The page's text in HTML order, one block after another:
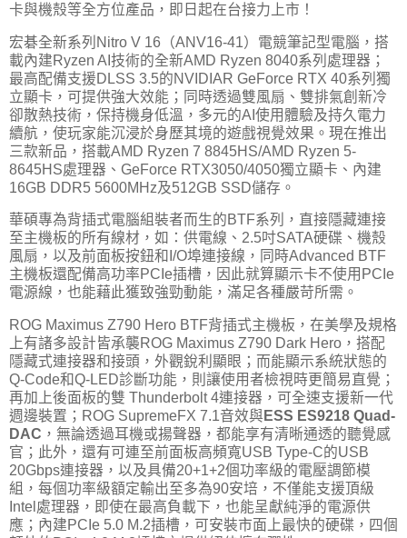
卡與機殼等全方位產品，即日起在台接力上市！
宏碁全新系列Nitro V 16（ANV16-41）電競筆記型電腦，搭
載內建Ryzen AI技術的全新AMD Ryzen 8040系列處理器；
最高配備支援DLSS 3.5的NVIDIAR GeForce RTX 40系列獨
立顯卡，可提供強大效能；同時透過雙風扇、雙排氣創新冷
卻散熱技術，保持機身低溫，多元的AI使用體驗及持久電力
續航，使玩家能沉浸於身歷其境的遊戲視覺效果。現在推出
三款新品，搭載AMD Ryzen 7 8845HS/AMD Ryzen 5-
8645HS處理器、GeForce RTX3050/4050獨立顯卡、內建
16GB DDR5 5600MHz及512GB SSD儲存。
華碩專為背插式電腦組裝者而生的BTF系列，直接隱藏連接
至主機板的所有線材，如：供電線、2.5吋SATA硬碟、機殼
風扇，以及前面板按鈕和I/O埠連接線，同時Advanced BTF
主機板還配備高功率PCIe插槽，因此就算顯示卡不使用PCIe
電源線，也能藉此獲致強勁動能，滿足各種嚴苛所需。
ROG Maximus Z790 Hero BTF背插式主機板，在美學及規格
上有諸多設計皆承襲ROG Maximus Z790 Dark Hero，搭配
隱藏式連接器和接頭，外觀銳利顯眼；而能顯示系統狀態的
Q-Code和Q-LED診斷功能，則讓使用者檢視時更簡易直覺；
再加上後面板的雙 Thunderbolt 4連接器，可全速支援新一代
週邊裝置；ROG SupremeFX 7.1音效與 ESS ES9218 Quad-
DAC ，無論透過耳機或揚聲器，都能享有清晰通透的聽覺感
官；此外，還有可連至前面板高頻寬USB Type-C的USB
20Gbps連接器，以及具備20+1+2個功率級的電壓調節模
組，每個功率級額定輸出至多為90安培，不僅能支援頂級
Intel處理器，即使在最高負載下，也能呈獻純淨的電源供
應；內建PCIe 5.0 M.2插槽，可安裝市面上最快的硬碟，四個